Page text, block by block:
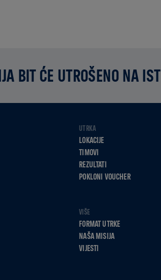
BIT ĆE UTROŠENO NA
UTRKA
LOKACIJE
TIMOVI
REZULTATI
POKLONI VOUCHER
VIŠE
FORMAT UTRKE
NAŠA MISIJA
VIJESTI